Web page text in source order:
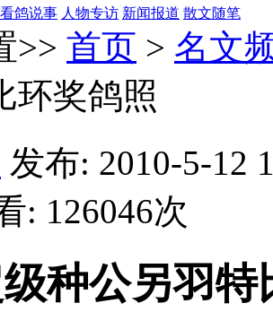
看鸽说事 人物专访 新闻报道 散文随笔
>> 首页 > 名文
环奖鸽照
发布: 2010-5-12
: 126046次
种公另羽特